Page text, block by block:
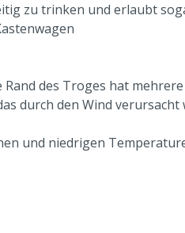
zu trinken und erlaubt
des Troges hat
durch den Wind verursacht
und niedrigen